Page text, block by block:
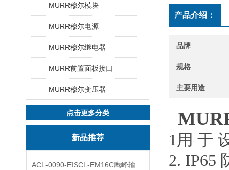
MURR穆尔模块
MURR穆尔电源
MURR穆尔继电器
MURR前置面板接口
MURR穆尔变压器
点击更多分类
新品推荐
产品介绍：
品牌
规格
主要用途
1用 于
2. IP65